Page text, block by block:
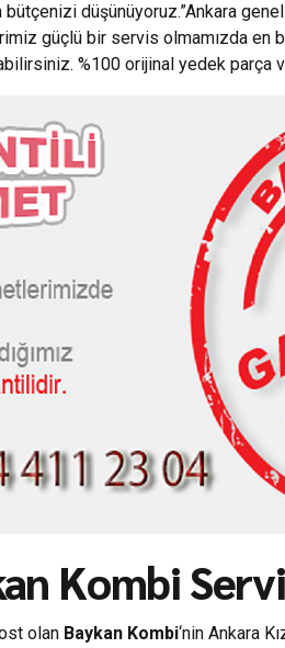
düşünüyoruz.”Ankara
güçlü bir servis olmamızda en
%100 orijinal yedek parça
Kombi
olan Baykan Kombi‘nin Ankara